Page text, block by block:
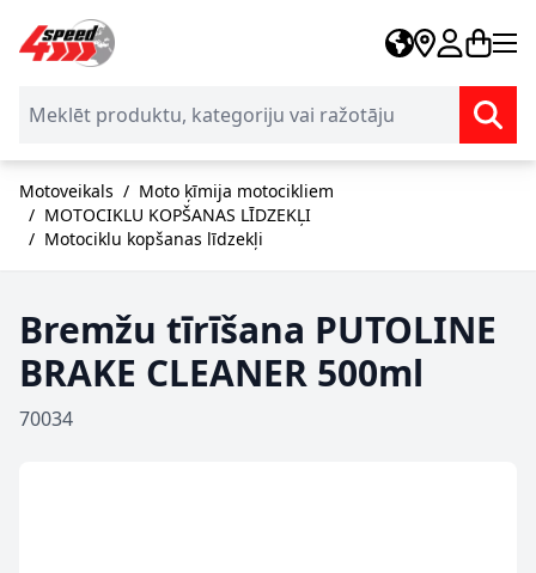
Skip to Content
Motoveikals / Moto ķīmija motocikliem
/ MOTOCIKLU KOPŠANAS LĪDZEKĻI
/ Motociklu kopšanas līdzekļi
Bremžu tīrīšana PUTOLINE
BRAKE CLEANER 500ml
70034